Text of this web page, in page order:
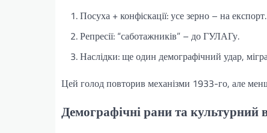
Посуха + конфіскації: усе зерно – на експорт.
Репресії: “саботажників” – до ГУЛАГу.
Наслідки: ще один демографічний удар,
Цей голод повторив механізми 1933-го, але
Демографічні рани та культурний